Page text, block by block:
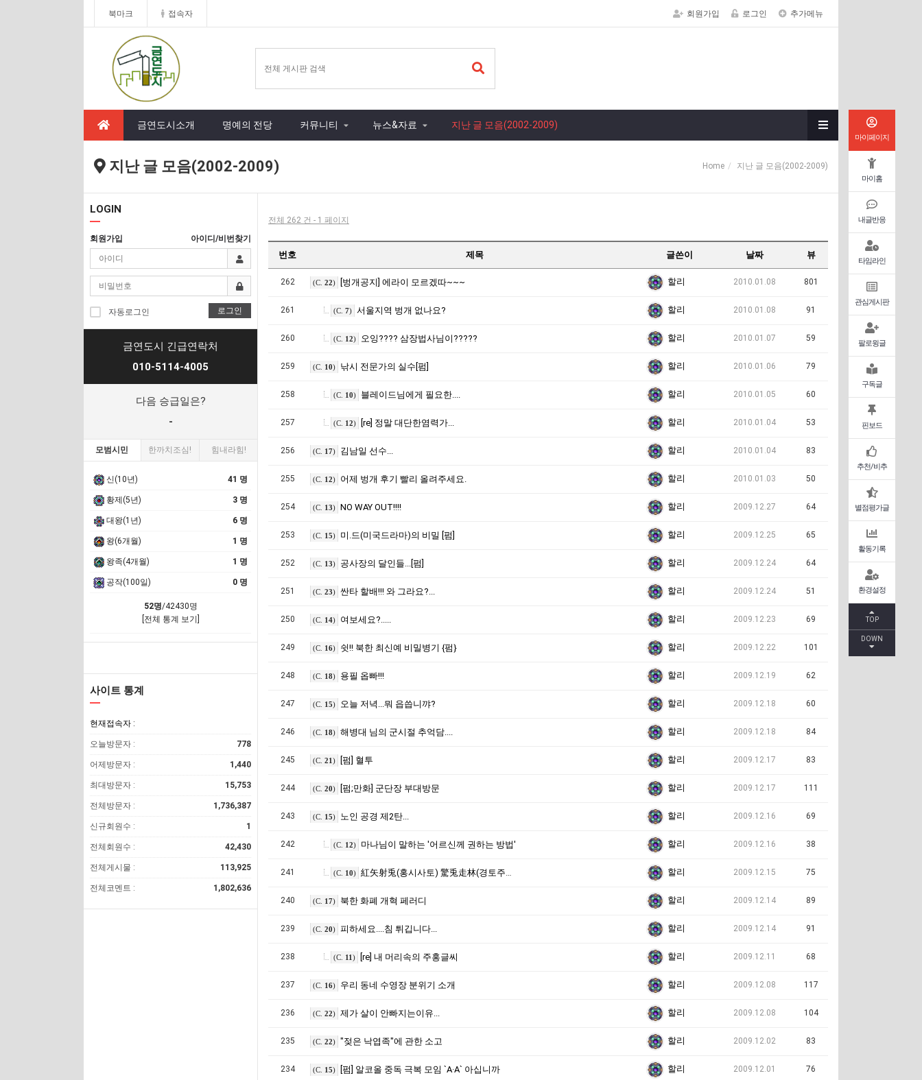
북마크 접속자 회원가입 로그인 추가메뉴
금연도시소개 명예의 전당 커뮤니티 뉴스&자료 지난 글 모음(2002-2009)
지난 글 모음(2002-2009) Home 지난 글 모음(2002-2009)
마이페이지
마이홈
내글반응
타임라인
관심게시판
팔로윙글
구독글
핀보드
추천/비추
별점평가글
활동기록
환경설정
TOP
DOWN
LOGIN
회원가입 아이디/비번찾기
자동로그인 로그인
금연도시 긴급연락처
010-5114-4005
다음 승급일은?
-
모범시민 한까치조심! 힘내라힘!
신(10년) 41 명
황제(5년) 3 명
대왕(1년) 6 명
왕(6개월) 1 명
왕족(4개월) 1 명
공작(100일) 0 명
52명/42430명
[전체 통계 보기]
사이트 통계
현재접속자 :
오늘방문자 : 778
어제방문자 : 1,440
최대방문자 : 15,753
전체방문자 : 1,736,387
신규회원수 : 1
전체회원수 : 42,430
전체게시물 : 113,925
전체코멘트 : 1,802,636
전체 262 건 - 1 페이지
번호 제목 글쓴이 날짜 뷰
262 (C. 22) [벙개공지] 에라이 모르겠따~~~ 할리 2010.01.08 801
261 (C. 7) 서울지역 벙개 없나요? 할리 2010.01.08 91
260 (C. 12) 오잉???? 삼장법사님이????? 할리 2010.01.07 59
259 (C. 10) 낚시 전문가의 실수[펌] 할리 2010.01.06 79
258 (C. 10) 블레이드님에게 필요한.... 할리 2010.01.05 60
257 (C. 12) [re] 정말 대단한염력가... 할리 2010.01.04 53
256 (C. 17) 김남일 선수... 할리 2010.01.04 83
255 (C. 12) 어제 벙개 후기 빨리 올려주세요. 할리 2010.01.03 50
254 (C. 13) NO WAY OUT!!!! 할리 2009.12.27 64
253 (C. 15) 미.드(미국드라마)의 비밀 [펌] 할리 2009.12.25 65
252 (C. 13) 공사장의 달인들...[펌] 할리 2009.12.24 64
251 (C. 23) 싼타 할배!!! 와 그라요?... 할리 2009.12.24 51
250 (C. 14) 여보세요?..... 할리 2009.12.23 69
249 (C. 16) 쉿!! 북한 최신예 비밀병기 {펌} 할리 2009.12.22 101
248 (C. 18) 용필 옵빠!!! 할리 2009.12.19 62
247 (C. 15) 오늘 저녁...뭐 읍씁니꺄? 할리 2009.12.18 60
246 (C. 18) 해병대 님의 군시절 추억담.... 할리 2009.12.18 84
245 (C. 21) [펌] 혈투 할리 2009.12.17 83
244 (C. 20) [펌;만화] 군단장 부대방문 할리 2009.12.17 111
243 (C. 15) 노인 공경 제2탄... 할리 2009.12.16 69
242 (C. 12) 마나님이 말하는 '어르신께 권하는 방법' 할리 2009.12.16 38
241 (C. 10) 紅矢射兎(홍시사토) 驚兎走林(경토주림) 할리 2009.12.15 75
240 (C. 17) 북한 화폐 개혁 페러디 할리 2009.12.14 89
239 (C. 20) 피하세요....침 튀깁니다... 할리 2009.12.14 91
238 (C. 11) [re] 내 머리속의 주홍글씨 할리 2009.12.11 68
237 (C. 16) 우리 동네 수영장 분위기 소개 할리 2009.12.08 117
236 (C. 22) 제가 살이 안빠지는이유... 할리 2009.12.08 104
235 (C. 22) "젖은 낙엽족"에 관한 소고 할리 2009.12.02 83
234 (C. 15) [펌] 알코올 중독 극복 모임 `A·A` 아십니까 할리 2009.12.01 76